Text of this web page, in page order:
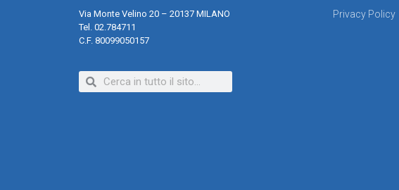
Via Monte Velino 20 – 20137 MILANO
Tel. 02.784711
C.F. 80099050157
Privacy Policy